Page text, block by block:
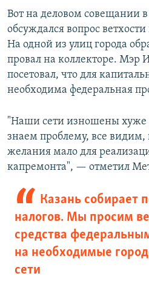
Вот на деловом совещании
обсуждался вопрос
На одной из улиц города
провал на коллекторе. Мэр
посетовал, что для
необходима федеральная
"Наши сети изношены
знаем проблему, все видим,
желания мало для
капремонта", — отметил
Казань собирает
налогов. Мы просим
средства
на необходимые
сети